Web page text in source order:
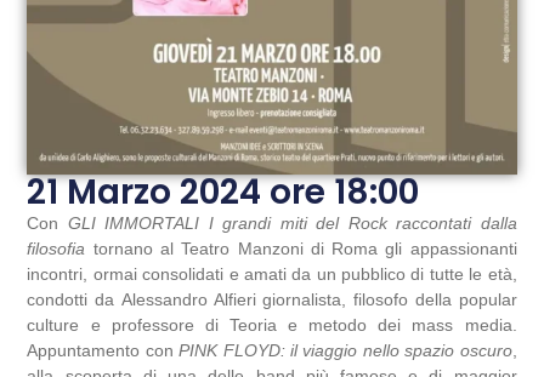
21 Marzo 2024 ore 18:00
Con GLI IMMORTALI I grandi miti del Rock raccontati dalla
filosofia tornano alTeatro Manzoni di Roma gli appassionanti
incontri, ormai consolidati e amati da un pubblico di tutte le età,
condotti da Alessandro Alfierigiornalista, filosofo della popular
culture e professore di Teoria e metodo dei mass media.
Appuntamento conPINK FLOYD: il viaggio nello spazio oscuro,